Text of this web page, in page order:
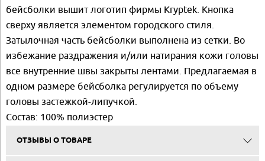
бейсболки вышит логотип фирмы Kryptek. Кнопка
сверху является элементом городского стиля.
Затылочная часть бейсболки выполнена из сетки. Во
избежание раздражения и/или натирания кожи головы
все внутренние швы закрыты лентами. Предлагаемая в
одном размере бейсболка регулируется по объему
головы застежкой-липучкой.
Состав: 100% полиэстер
ОТЗЫВЫ О ТОВАРЕ